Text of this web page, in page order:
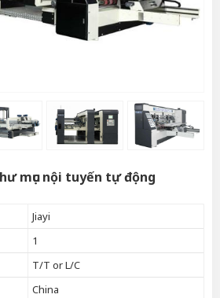
mục nội tuyến tự động
Jiayi
1
T/T or L/C
China